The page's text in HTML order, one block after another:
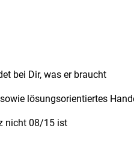
bei Dir, was er braucht
lösungsorientiertes
nicht 08/15 ist